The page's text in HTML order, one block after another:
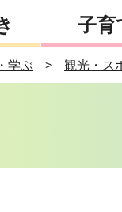
子育
学ぶ 観光・ス